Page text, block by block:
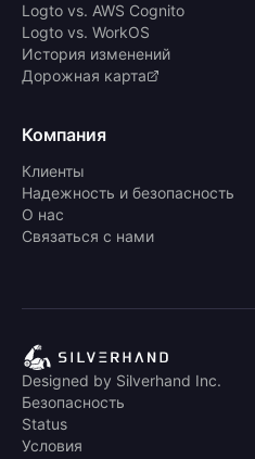
Logto vs. AWS Cognito
Logto vs. WorkOS
История изменений
Дорожная карта
Компания
Клиенты
Надежность и безопасность
О нас
Связаться с нами
Designed by Silverhand Inc.
Безопасность
Status
Условия